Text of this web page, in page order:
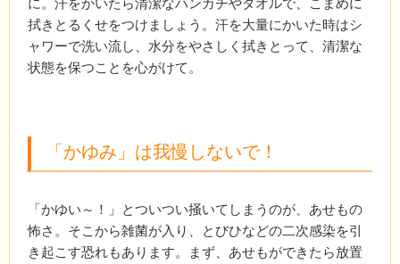
拭きとるくせをつけましょう。汗を大量にかいた時はシ
ャワーで洗い流し、水分をやさしく拭きとって、清潔な
状態を保つことを心がけて。
「かゆみ」は我慢しないで！
「かゆい～！」とついつい掻いてしまうのが、あせもの
怖さ。そこから雑菌が入り、とびひなどの二次感染を引
き起こす恐れもあります。まず、あせもができたら放置